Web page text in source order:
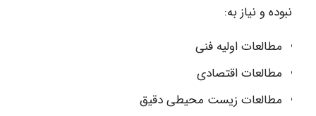
نبوده و نیاز به:
مطالعات اولیه فنی
مطالعات اقتصادی
مطالعات زیست محیطی دقیق